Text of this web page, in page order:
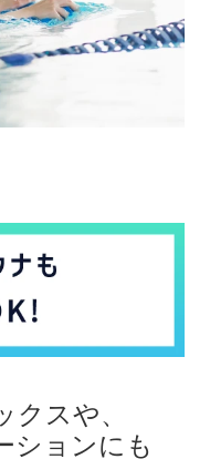
スや、
ションにも